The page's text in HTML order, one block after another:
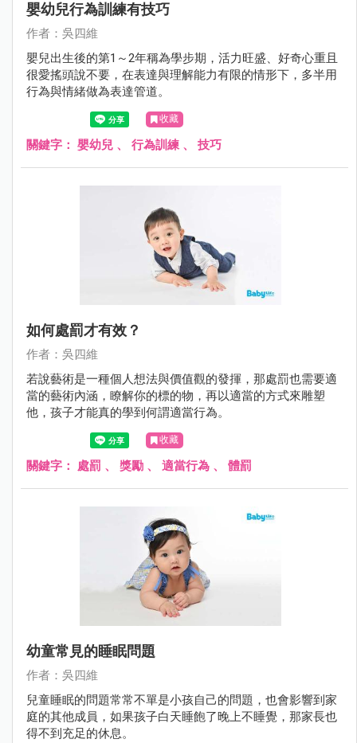
嬰幼兒行為訓練有技巧
作者：吳四維
嬰兒出生後的第1～2年稱為學步期，活力旺盛、好奇心重且
很愛搖頭說不要，在表達與理解能力有限的情形下，多半用
行為與情緒做為表達管道。
收藏
關鍵字： 嬰幼兒 、 行為訓練 、 技巧
如何處罰才有效？
作者：吳四維
若說藝術是一種個人想法與價值觀的發揮，那處罰也需要適
當的藝術內涵，瞭解你的標的物，再以適當的方式來雕塑
他，孩子才能真的學到何謂適當行為。
收藏
關鍵字： 處罰 、 獎勵 、 適當行為 、 體罰
幼童常見的睡眠問題
作者：吳四維
兒童睡眠的問題常常不單是小孩自己的問題，也會影響到家
庭的其他成員，如果孩子白天睡飽了晚上不睡覺，那家長也
得不到充足的休息。